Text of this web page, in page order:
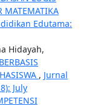
MATEMATIKA
Edutama:
Hidayah,
, Jurnal
July